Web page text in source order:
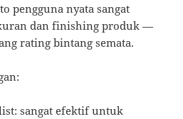
pengguna nyata sangat
dan finishing produk —
rating bintang semata.
sangat efektif untuk